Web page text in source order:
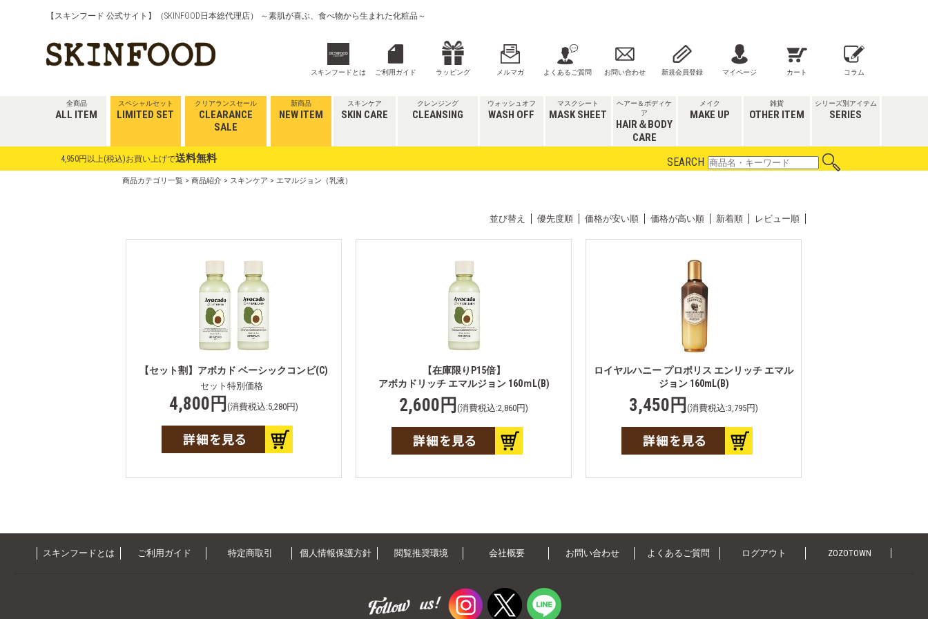
【スキンフード 公式サイト】（SKINFOOD日本総代理店） ～素肌が喜ぶ、食べ物から生まれた化粧品～
スキンフードとは ご利用ガイド ラッピング メルマガ よくあるご質問 お問い合わせ 新規会員登録 マイページ カート コラム
全商品
ALL ITEM
スペシャルセット
LIMITED SET
クリアランスセール
CLEARANCE
SALE
新商品
NEW ITEM
スキンケア
SKIN CARE
クレンジング
CLEANSING
ウォッシュオフ
WASH OFF
マスクシート
MASK SHEET
ヘアー＆ボディケ
ア
HAIR＆BODY
CARE
メイク
MAKE UP
雑貨
OTHER ITEM
シリーズ別アイテム
SERIES
4,950円以上(税込)お買い上げで送料無料 SEARCH
商品カテゴリ一覧 > 商品紹介 > スキンケア > エマルジョン（乳液）
並び替え 優先度順 価格が安い順 価格が高い順 新着順 レビュー順
【セット割】アボカド ベーシックコンビ(C)
セット特別価格
4,800円 (消費税込:5,280円)
【在庫限りP15倍】
アボカドリッチ エマルジョン 160ｍL(B)
2,600円 (消費税込:2,860円)
ロイヤルハニー プロポリス エンリッチ エマル
ジョン 160mL(B)
3,450円 (消費税込:3,795円)
スキンフードとは ご利用ガイド 特定商取引 個人情報保護方針 閲覧推奨環境 会社概要 お問い合わせ よくあるご質問 ログアウト ZOZOTOWN